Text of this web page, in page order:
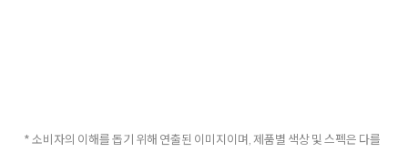
* 소비자의 이해를 돕기 위해 연출된 이미지이며, 제품별 색상 및 스펙은 다를